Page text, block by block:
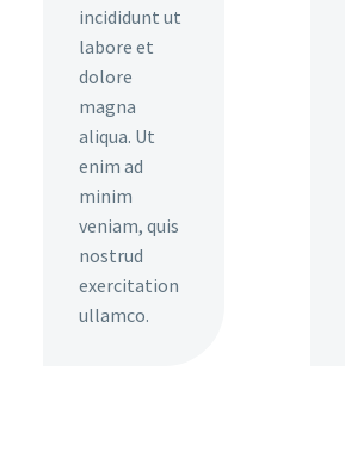
incididunt ut
labore et
dolore
magna
aliqua. Ut
enim ad
minim
veniam, quis
nostrud
exercitation
ullamco.